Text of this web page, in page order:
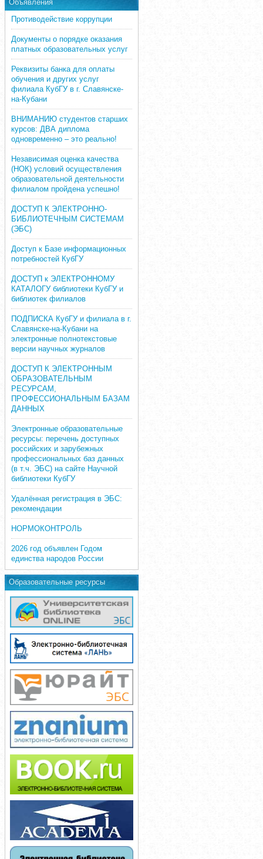
Объявления
Противодействие коррупции
Документы о порядке оказания
платных образовательных услуг
Реквизиты банка для оплаты
обучения и других услуг
филиала КубГУ в г. Славянске-
на-Кубани
ВНИМАНИЮ студентов старших
курсов: ДВА диплома
одновременно – это реально!
Независимая оценка качества
(НОК) условий осуществления
образовательной деятельности
филиалом пройдена успешно!
ДОСТУП К ЭЛЕКТРОННО-
БИБЛИОТЕЧНЫМ СИСТЕМАМ
(ЭБС)
Доступ к Базе информационных
потребностей КубГУ
ДОСТУП к ЭЛЕКТРОННОМУ
КАТАЛОГУ библиотеки КубГУ и
библиотек филиалов
ПОДПИСКА КубГУ и филиала в г.
Славянске-на-Кубани на
электронные полнотекстовые
версии научных журналов
ДОСТУП К ЭЛЕКТРОННЫМ
ОБРАЗОВАТЕЛЬНЫМ
РЕСУРСАМ,
ПРОФЕССИОНАЛЬНЫМ БАЗАМ
ДАННЫХ
Электронные образовательные
ресурсы: перечень доступных
российских и зарубежных
профессиональных баз данных
(в т.ч. ЭБС) на сайте Научной
библиотеки КубГУ
Удалённая регистрация в ЭБС:
рекомендации
НОРМОКОНТРОЛЬ
2026 год объявлен Годом
единства народов России
Образовательные ресурсы